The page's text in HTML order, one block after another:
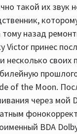
такой их звук
тому назад
Victor принес
несколько своих
of the Moon.
через мой
BDA